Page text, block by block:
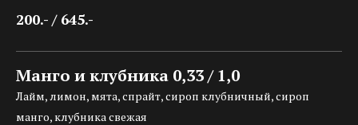
200.- / 645.-
Манго и клубника 0,33 / 1,0
Лайм, лимон, мята, спрайт, сироп клубничный, сироп
манго, клубника свежая